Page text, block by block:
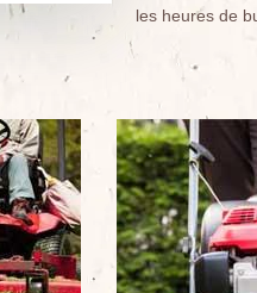
les heures de